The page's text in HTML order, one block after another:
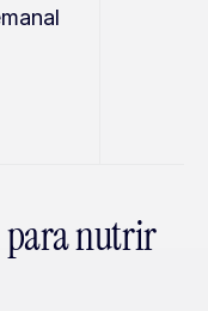
para nutrir